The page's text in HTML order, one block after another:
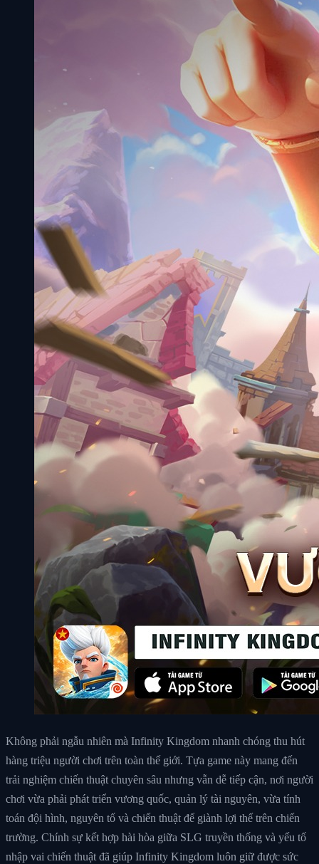
Không phải ngẫu nhiên mà Infinity Kingdom nhanh chóng thu hút
hàng triệu người chơi trên toàn thế giới. Tựa game này mang đến
trải nghiệm chiến thuật chuyên sâu nhưng vẫn dễ tiếp cận, nơi người
chơi vừa phải phát triển vương quốc, quản lý tài nguyên, vừa tính
toán đội hình, nguyên tố và chiến thuật để giành lợi thế trên chiến
trường. Chính sự kết hợp hài hòa giữa SLG truyền thống và yếu tố
nhập vai chiến thuật đã giúp Infinity Kingdom luôn giữ được sức